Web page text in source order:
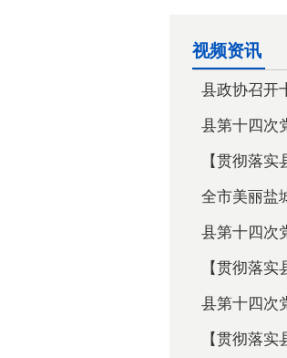
视频资讯
县政协召开
县第十四次
【贯彻落
全市美丽盐
县第十四次
【贯彻落
县第十四次
【贯彻落